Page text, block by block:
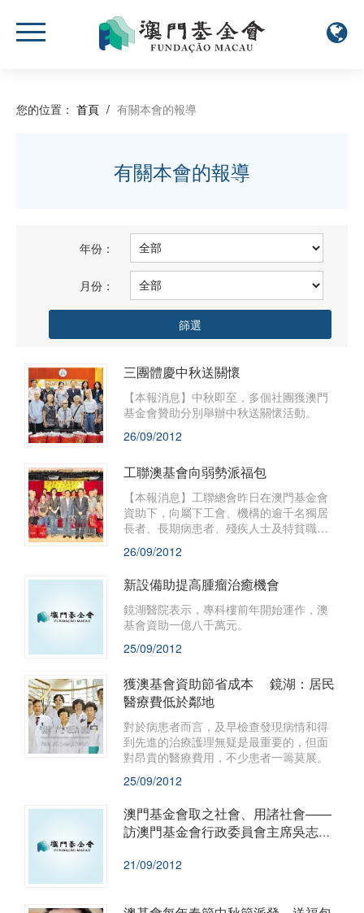
您的位置： 首頁 / 有關本會的報導
有關本會的報導
年份：
月份：
篩選
三團體慶中秋送關懷
【本報消息】中秋即至，多個社團獲澳門
基金會贊助分別舉辦中秋送關懷活動。
26/09/2012
工聯澳基會向弱勢派福包
【本報消息】工聯總會昨日在澳門基金會
資助下，向屬下工會、機構的逾千名獨居
長者、長期病患者、殘疾人士及特貧職工
會對他們的關懷，令受惠職工倍感人間溫
26/09/2012
新設備助提高腫瘤治癒機會
鏡湖醫院表示，專科樓前年開始運作，澳
基會資助一億八千萬元。
25/09/2012
獲澳基會資助節省成本 鏡湖：居民
醫療費低於鄰地
對於病患者而言，及早檢查發現病情和得
到先進的治療護理無疑是最重要的，但面
對昂貴的醫療費用，不少患者一籌莫展。
25/09/2012
澳門基金會取之社會、用諸社會——
訪澳門基金會行政委員會主席吳志良
21/09/2012